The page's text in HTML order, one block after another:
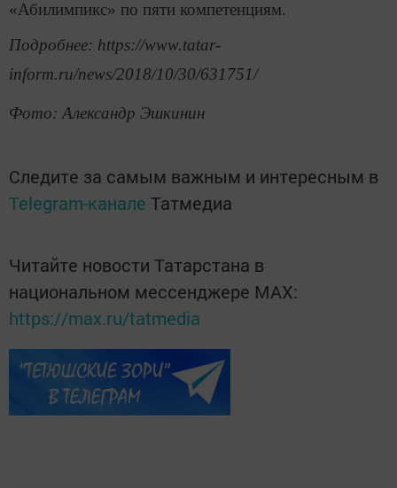
«Абилимпикс» по пяти компетенциям.
Подробнее: https://www.tatar-
inform.ru/news/2018/10/30/631751/
Фото: Александр Эшкинин
Следите за самым важным и интересным в
Telegram-канале Татмедиа
Читайте новости Татарстана в
национальном мессенджере MАХ:
https://max.ru/tatmedia